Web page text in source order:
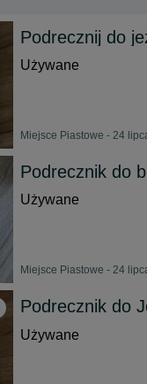
Podrecznij do
Używane
Miejsce Piastowe - 24
Podrecznik do
Używane
Miejsce Piastowe - 24
Podrecznik do
Używane